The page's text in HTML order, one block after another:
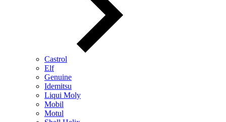
Castrol
Elf
Genuine
Idemitsu
Liqui Moly
Mobil
Motul